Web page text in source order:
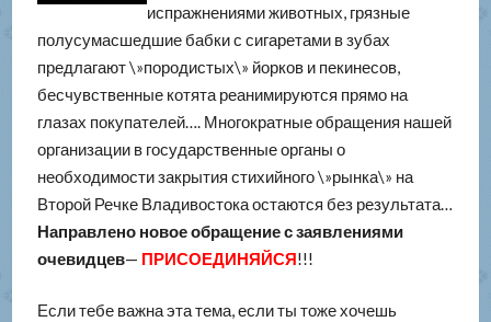
испражнениями животных, грязные
полусумасшедшие бабки с сигаретами в зубах
предлагают \»породистых\» йорков и пекинесов,
бесчувственные котята реанимируются прямо на
глазах покупателей…. Многократные обращения нашей
организации в государственные органы о
необходимости закрытия стихийного \»рынка\» на
Второй Речке Владивостока остаются без результата…
Направлено новое обращение с заявлениями
очевидцев— ПРИСОЕДИНЯЙСЯ!!!
Если тебе важна эта тема, если ты тоже хочешь